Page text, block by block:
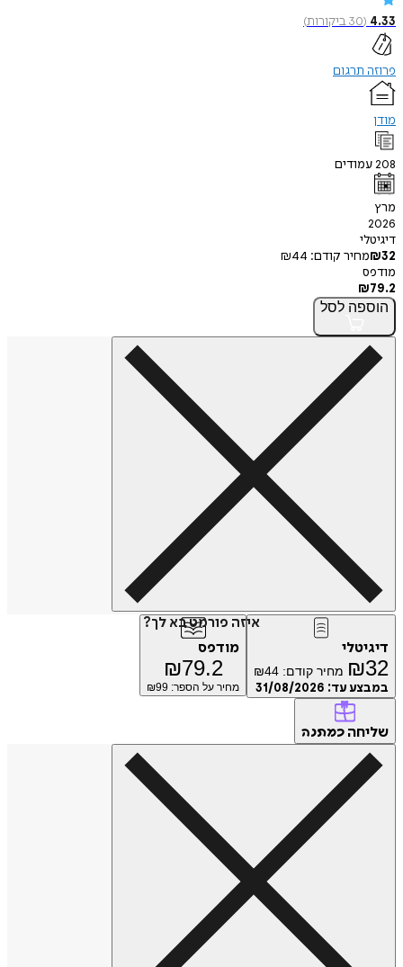
4.33
(
30ביקורות)
פרוזה תרגום
מודן
208עמודים
מרץ
2026
דיגיטלי
₪32 מחיר קודם: ₪44
מודפס
₪79.2
הוספה לסל
איזה פורמט בא לך?
דיגיטלי
₪32 מחיר קודם: ₪44
במבצע עד: 31/08/2026
מודפס
₪79.2
מחיר על הספר: ₪ 99
שליחה כמתנה